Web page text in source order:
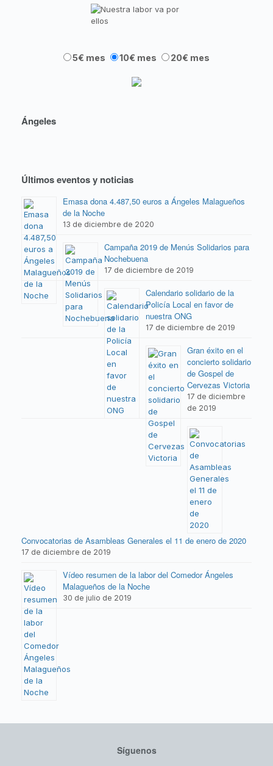
5€ mes 10€ mes 20€ mes
Ángeles
Últimos eventos y noticias
Emasa dona 4.487,50 euros a Ángeles Malagueños
de la Noche
13 de diciembre de 2020
Campaña 2019 de Menús Solidarios para
Nochebuena
17 de diciembre de 2019
Calendario solidario de la
Policía Local en favor de
nuestra ONG
17 de diciembre de 2019
Gran éxito en el
concierto solidario
de Gospel de
Cervezas Victoria
17 de diciembre
de 2019
Convocatorias de Asambleas Generales el 11 de enero de 2020
17 de diciembre de 2019
Vídeo resumen de la labor del Comedor Ángeles
Malagueños de la Noche
30 de julio de 2019
Síguenos